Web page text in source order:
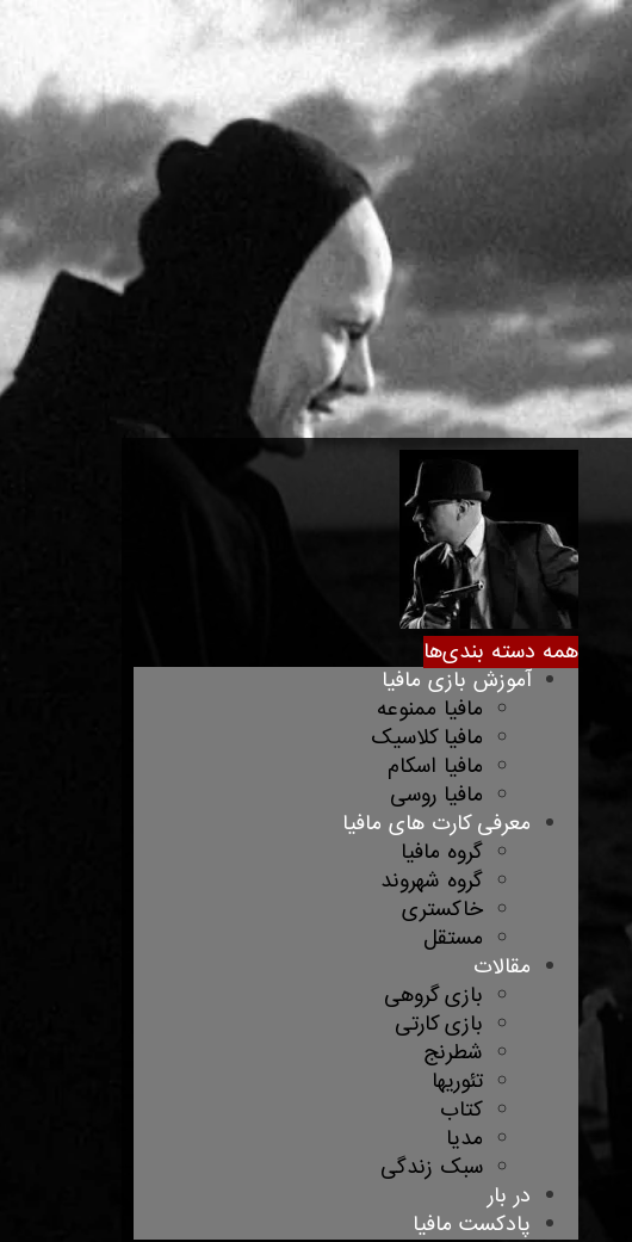
همه دسته بندی‌ها
آموزش بازی مافیا
مافیا ممنوعه
مافیا کلاسیک
مافیا اسکام
مافیا روسی
معرفی کارت های مافیا
گروه مافیا
گروه شهروند
خاکستری
مستقل
مقالات
بازی گروهی
بازی کارتی
شطرنج
تئوریها
کتاب
مدیا
سبک زندگی
در بار
پادکست مافیا